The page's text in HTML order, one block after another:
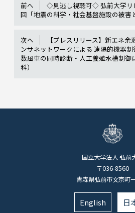
前へ
◇見逃し視聴可◇ 弘前大学
回「地震の科学・社会基盤施設の被害
次へ
【プレスリリース】新エネ余
ンサネットワークによる 遠隔的機器
数風車の同時診断・人工養殖水槽制御
科）
国立大学法人 弘前
〒036-8560
青森県弘前市文京町
English 日